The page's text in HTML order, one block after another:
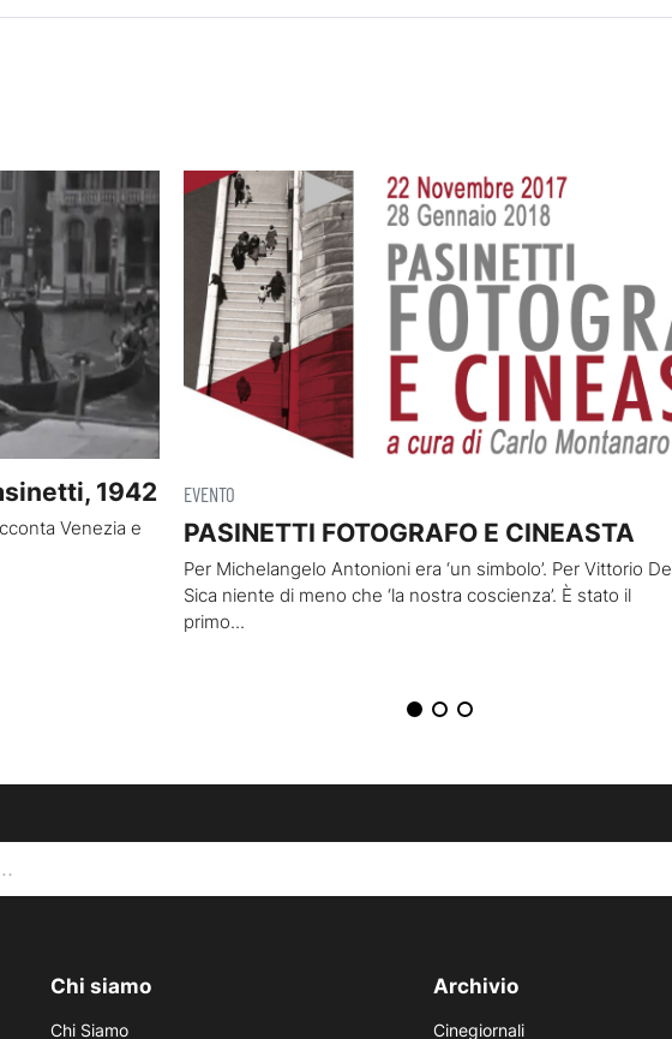
1942
Venezia e
EVENTO
PASINETTI FOTOGRAFO E CINEASTA
Per Michelangelo Antonioni era ‘un simbolo’. Per Vittorio De
Sica niente di meno che ‘la nostra coscienza’. È stato il
primo...
Chi siamo
Chi Siamo
Archivio
Cinegiornali